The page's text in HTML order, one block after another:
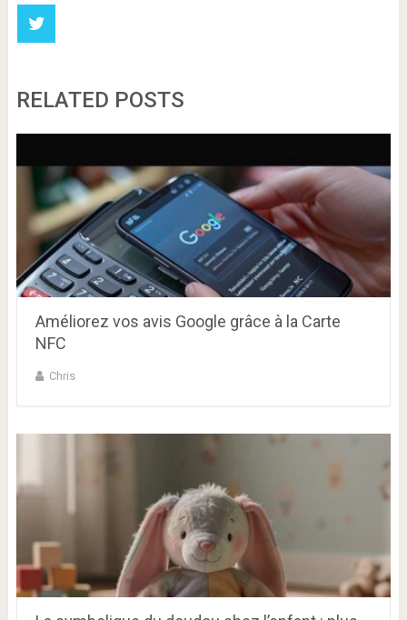
RELATED POSTS
Améliorez vos avis Google grâce à la Carte
NFC
Chris